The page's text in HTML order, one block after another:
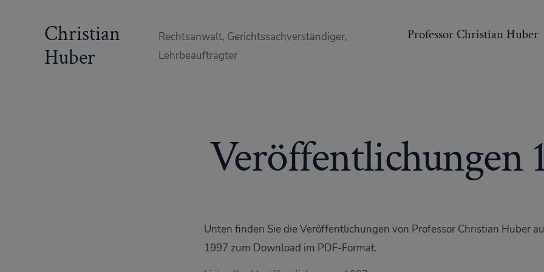
Christian
Huber
Rechtsanwalt, Gerichtssachverständiger,
Lehrbeauftragter
Professor Christian Huber
Veröffentlichungen
Unten finden Sie die Veröffentlichungen von Professor Christian Huber
1997 zum Download im PDF-Format.